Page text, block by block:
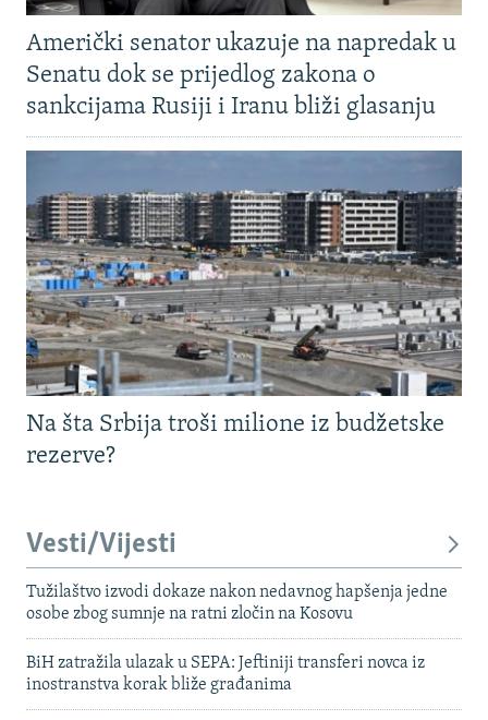
Američki senator ukazuje na napredak u
Senatu dok se prijedlog zakona o
sankcijama Rusiji i Iranu bliži glasanju
Na šta Srbija troši milione iz budžetske
rezerve?
Vesti/Vijesti
Tužilaštvo izvodi dokaze nakon nedavnog hapšenja jedne
osobe zbog sumnje na ratni zločin na Kosovu
BiH zatražila ulazak u SEPA: Jeftiniji transferi novca iz
inostranstva korak bliže građanima